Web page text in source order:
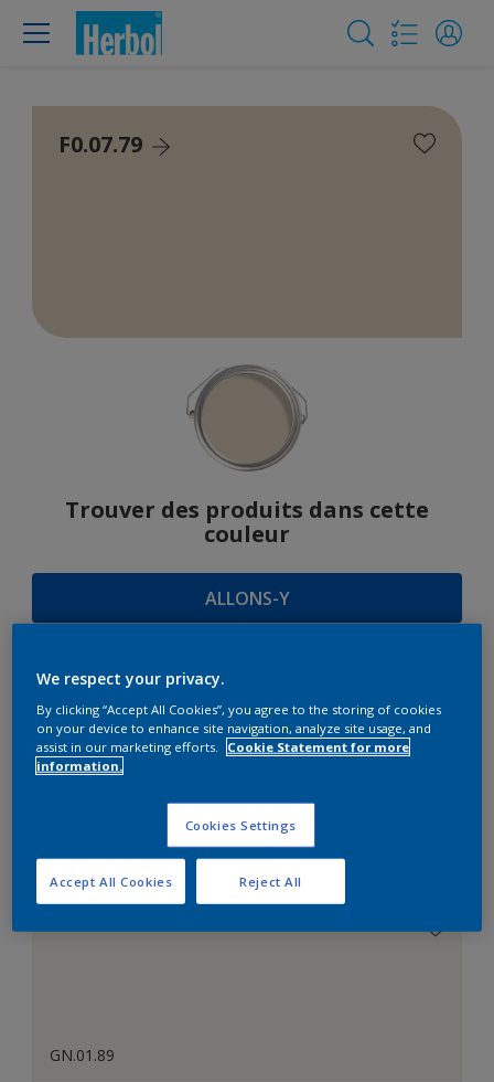
F0.07.79
Trouver des produits dans cette
couleur
ALLONS-Y
SUGGESTIONS
D'HARMONIES
Le Blanc Parfait
GN.01.89
We respect your privacy.
By clicking “Accept All Cookies”, you agree to the storing of cookies
on your device to enhance site navigation, analyze site usage, and
assist in our marketing efforts.
Cookie Statement for more
information.
Cookies Settings
Reject All
Accept All Cookies